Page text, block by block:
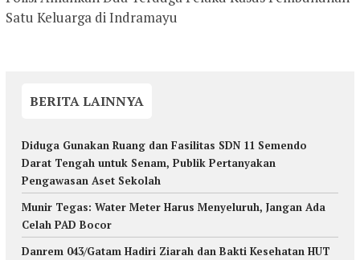
Satu Keluarga di Indramayu
BERITA LAINNYA
Diduga Gunakan Ruang dan Fasilitas SDN 11 Semendo
Darat Tengah untuk Senam, Publik Pertanyakan
Pengawasan Aset Sekolah
Munir Tegas: Water Meter Harus Menyeluruh, Jangan Ada
Celah PAD Bocor
Danrem 043/Gatam Hadiri Ziarah dan Bakti Kesehatan HUT